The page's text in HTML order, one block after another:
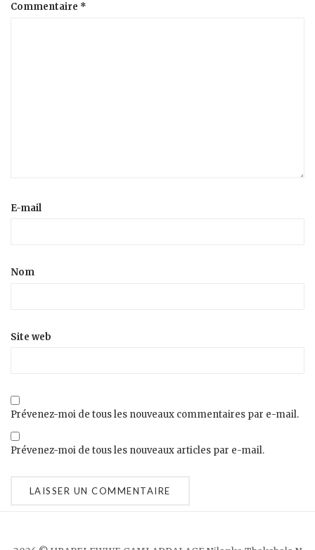
Commentaire *
E-mail
Nom
Site web
Prévenez-moi de tous les nouveaux commentaires par e-mail.
Prévenez-moi de tous les nouveaux articles par e-mail.